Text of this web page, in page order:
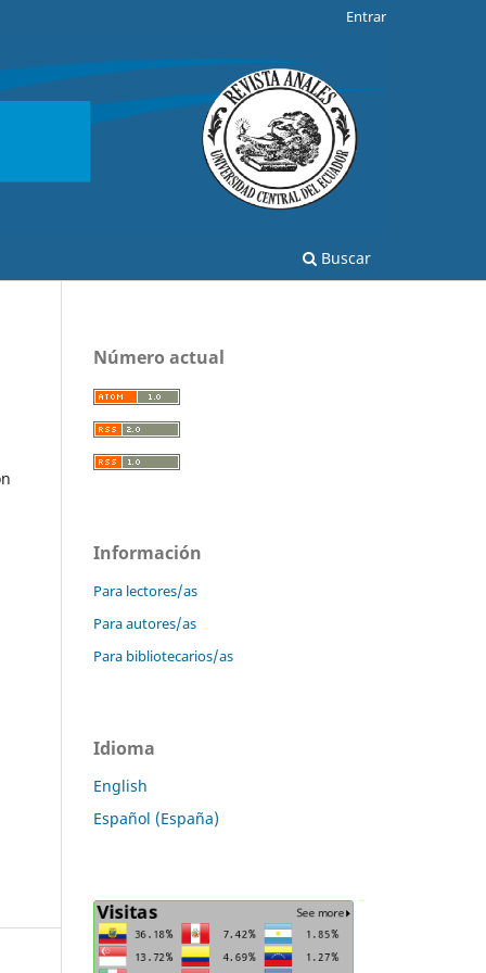
Buscar
Entrar
Número actual
Información
Para lectores/as
Para autores/as
Para bibliotecarios/as
Idioma
English
Español (España)